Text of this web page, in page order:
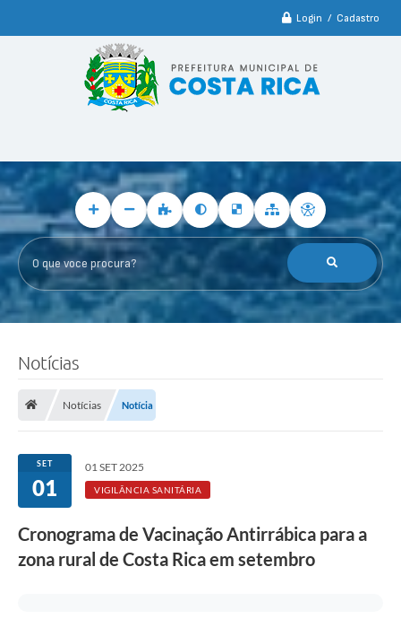
Login / Cadastro
O que voce procura?
Notícias
Notícias Notícia
SET
01
01 SET 2025
VIGILÂNCIA SANITÁRIA
Cronograma de Vacinação Antirrábica para a
zona rural de Costa Rica em setembro